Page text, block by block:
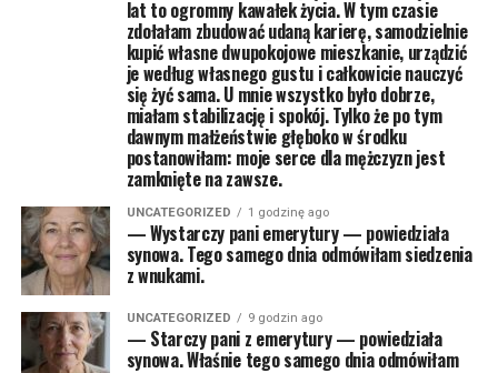
lat to ogromny kawałek życia. W tym czasie
zdołałam zbudować udaną karierę, samodzielnie
kupić własne dwupokojowe mieszkanie, urządzić
je według własnego gustu i całkowicie nauczyć
się żyć sama. U mnie wszystko było dobrze,
miałam stabilizację i spokój. Tylko że po tym
dawnym małżeństwie głęboko w środku
postanowiłam: moje serce dla mężczyzn jest
zamknięte na zawsze.
UNCATEGORIZED 1 godzinę ago
— Wystarczy pani emerytury — powiedziała
synowa. Tego samego dnia odmówiłam siedzenia
z wnukami.
UNCATEGORIZED 9 godzin ago
— Starczy pani z emerytury — powiedziała
synowa. Właśnie tego samego dnia odmówiłam